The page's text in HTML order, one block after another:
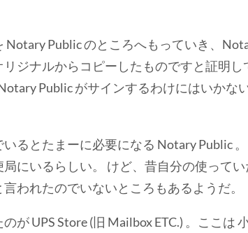
Notary Public のところへもっていき、
ジナルからコピーしたものですと証明し
Public がサインするわけにはいかな
るとたまーに必要になる Notary Public
にいるらしい。 けど、昔自分の使って
われたのでいないところもあるようだ。
が UPS Store (旧 Mailbox ETC.) 。ここは